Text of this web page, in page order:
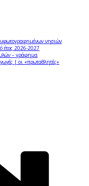
νησιών
έτος 2026-2027
– γράφημα
| οι «πρωταθλητές»